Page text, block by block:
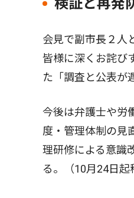
検証と再発
会見で副市長２人
皆様に深くお詫び
た「調査と公表が
今後は弁護士や労
度・管理体制の見
理研修による意識
る。（10月24日起